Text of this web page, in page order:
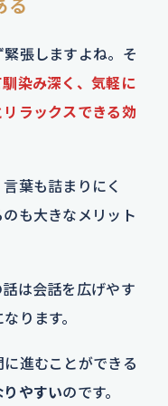
る
張しますよね。そ
染み深く、気軽に
ラックスできる効
葉も詰まりにく
も大きなメリット
は会話を広げやす
ります。
進むことができる
やすいのです。